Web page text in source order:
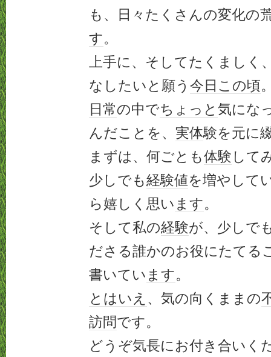
も、日々たくさんの変化の
す。
上手に、そしてたくましく
なしたいと願う 今日この頃
日常の中でちょっと 気にな
んだことを、 実体験を元に
まずは、何ごとも体験 して
少しでも経験値を増やして
ら嬉しく思い ます。
そして私の経験が、少しで
ださる誰かのお役にたてる
書いてい ます。
とはいえ 、気の向くままの
訪問です。
どうぞ気長にお付き合いく